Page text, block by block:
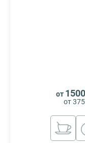
от
от